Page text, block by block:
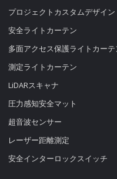
プロジェクトカスタムデザイン
安全ライトカーテン
多面アクセス保護ライトカーテ
測定ライトカーテン
LiDARスキャナ
圧力感知安全マット
超音波センサー
レーザー距離測定
安全インターロックスイッチ